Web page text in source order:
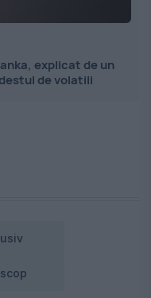
explicat de un
de volatili